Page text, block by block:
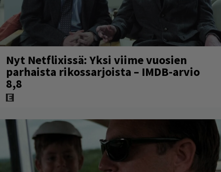
Nyt Netflixissä: Yksi viime vuosien
parhaista rikossarjoista – IMDB-arvio
8,8